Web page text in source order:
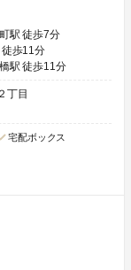
駅 徒歩7分
歩11分
駅 徒歩11分
丁目
宅配ボックス